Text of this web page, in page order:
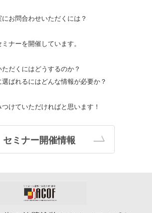
お問合わせいただくには？
ナーを開催しています。
だくにはどうするのか？
ばれるにはどんな情報が必要か？
けていただければと思います！
セミナー開催情報